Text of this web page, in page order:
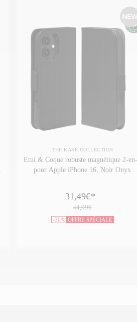
THE KASE COLLECTION
Etui & Coque robuste magnétique 2-
pour Apple iPhone 16, Noir Onyx
31,49€*
44,99€
-30% OFFRE SPÉCIALE